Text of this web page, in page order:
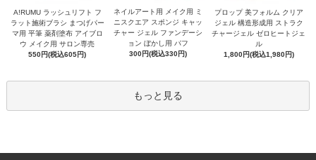
A!RUMU ラッシュリフト フ
ラット施術ブラシ まつげパー
マ用 平筆 薬剤塗布 アイブロ
ウ メイク用 サロン専売
550円(税込605円)
ネイルアート用 メイク用 ミ
ニスクエア スポンジ キャッ
チャー ジェル ファンデーシ
ョン ぼかし用 パフ
300円(税込330円)
プロップ 美フォルム クリア
ジェル 構造形成用 ストラク
チャージェル ゼロヒートジェ
ル
1,800円(税込1,980円)
もっと見る